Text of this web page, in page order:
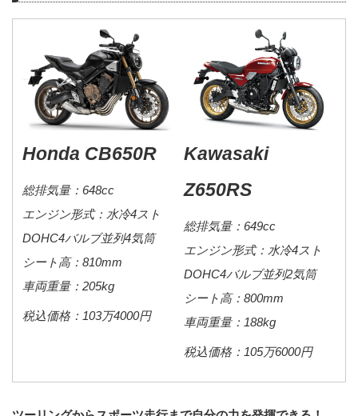
Honda CB650R
総排気量：648cc
エンジン形式：水冷4スト
DOHC4バルブ並列4気筒
シート高：810mm
車両重量：205kg
税込価格：103万4000円
Kawasaki
Z650RS
総排気量：649cc
エンジン形式：水冷4スト
DOHC4バルブ並列2気筒
シート高：800mm
車両重量：188kg
税込価格：105万6000円